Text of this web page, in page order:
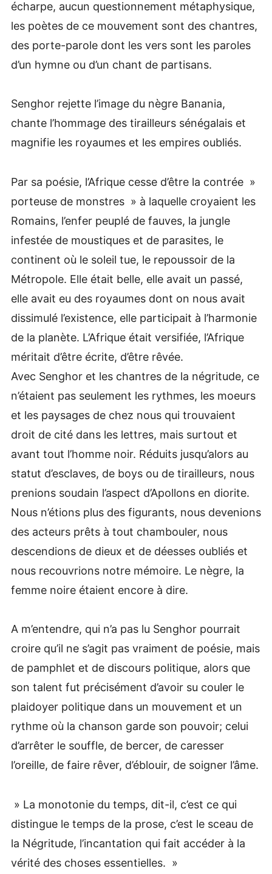
écharpe, aucun questionnement métaphysique,
les poètes de ce mouvement sont des chantres,
des porte-parole dont les vers sont les paroles
d’un hymne ou d’un chant de partisans.
Senghor rejette l’image du nègre Banania,
chante l’hommage des tirailleurs sénégalais et
magnifie les royaumes et les empires oubliés.
Par sa poésie, l’Afrique cesse d’être la contrée »
porteuse de monstres » à laquelle croyaient les
Romains, l’enfer peuplé de fauves, la jungle
infestée de moustiques et de parasites, le
continent où le soleil tue, le repoussoir de la
Métropole. Elle était belle, elle avait un passé,
elle avait eu des royaumes dont on nous avait
dissimulé l’existence, elle participait à l’harmonie
de la planète. L’Afrique était versifiée, l’Afrique
méritait d’être écrite, d’être rêvée.
Avec Senghor et les chantres de la négritude, ce
n’étaient pas seulement les rythmes, les moeurs
et les paysages de chez nous qui trouvaient
droit de cité dans les lettres, mais surtout et
avant tout l’homme noir. Réduits jusqu’alors au
statut d’esclaves, de boys ou de tirailleurs, nous
prenions soudain l’aspect d’Apollons en diorite.
Nous n’étions plus des figurants, nous devenions
des acteurs prêts à tout chambouler, nous
descendions de dieux et de déesses oubliés et
nous recouvrions notre mémoire. Le nègre, la
femme noire étaient encore à dire.
A m’entendre, qui n’a pas lu Senghor pourrait
croire qu’il ne s’agit pas vraiment de poésie, mais
de pamphlet et de discours politique, alors que
son talent fut précisément d’avoir su couler le
plaidoyer politique dans un mouvement et un
rythme où la chanson garde son pouvoir; celui
d’arrêter le souffle, de bercer, de caresser
l’oreille, de faire rêver, d’éblouir, de soigner l’âme.
» La monotonie du temps, dit-il, c’est ce qui
distingue le temps de la prose, c’est le sceau de
la Négritude, l’incantation qui fait accéder à la
vérité des choses essentielles. »